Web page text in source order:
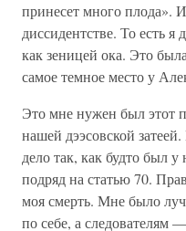
принесет много плода».
диссидентстве. То есть я
как зеницей ока. Это
самое темное место у
Это мне нужен был этот
нашей дээсовской
дело так, как будто был
подряд на статью 70.
моя смерть. Мне было
по себе, а следователям